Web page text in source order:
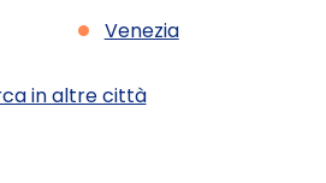
• Venezia
in altre città